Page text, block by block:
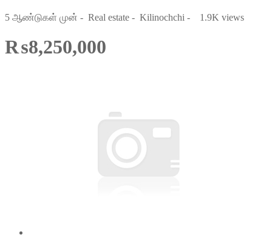
5 ஆண்டுகள் முன் - Real estate - Kilinochchi - 1.9K views
₨8,250,000